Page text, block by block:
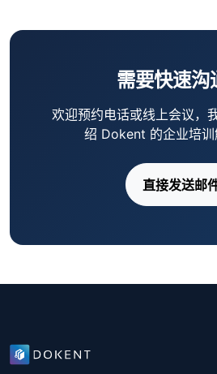
需要快速沟
欢迎预约电话或线上会议，
绍 Dokent 的企业培训
直接发送邮